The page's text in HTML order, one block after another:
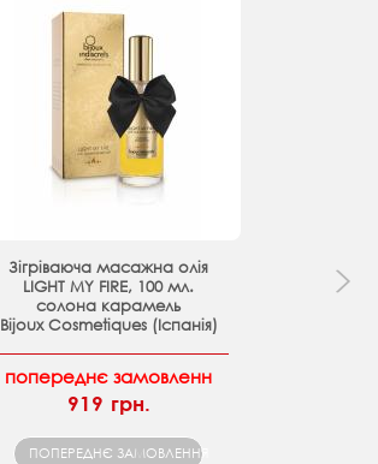
Зігріваюча масажна олія
LIGHT MY FIRE, 100 мл.
солона карамель
Bijoux Cosmetiques (Іспанія)
попереднє замовленн
919 грн.
ПОПЕРЕДНЄ ЗАМОВЛЕННЯ